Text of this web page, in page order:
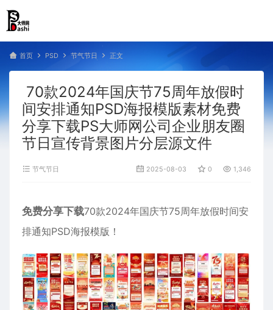
首页 PSD 节气节日 正文
70款2024年国庆节75周年放假时
间安排通知PSD海报模版素材免费
分享下载PS大师网公司企业朋友圈
节日宣传背景图片分层源文件
节气节日 2025-08-03 0 1,346
免费分享下载70款2024年国庆节75周年放假时间安
排通知PSD海报模版！